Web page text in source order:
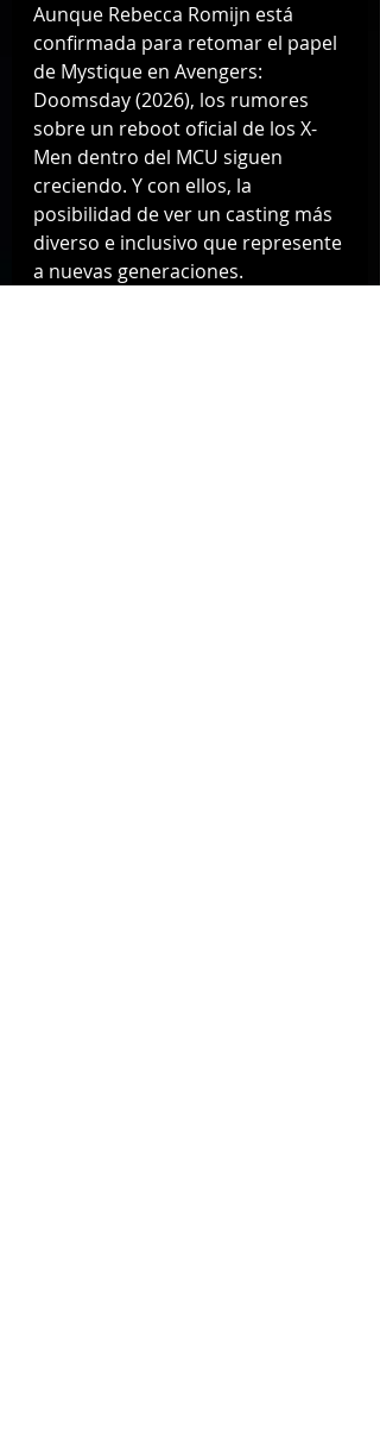
Aunque Rebecca Romijn está
confirmada para retomar el papel
de Mystique en Avengers:
Doomsday (2026), los rumores
sobre un reboot oficial de los X-
Men dentro del MCU siguen
creciendo. Y con ellos, la
posibilidad de ver un casting más
diverso e inclusivo que represente
a nuevas generaciones.